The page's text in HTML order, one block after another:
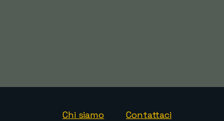
Chi siamo Contattaci